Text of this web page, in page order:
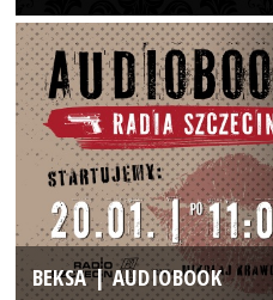
BEKSA | AUDIOBOOK